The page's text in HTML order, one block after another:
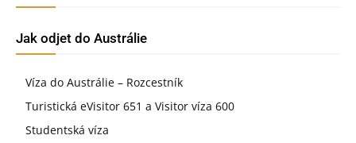
Jak odjet do Austrálie
Víza do Austrálie – Rozcestník
Turistická eVisitor 651 a Visitor víza 600
Studentská víza